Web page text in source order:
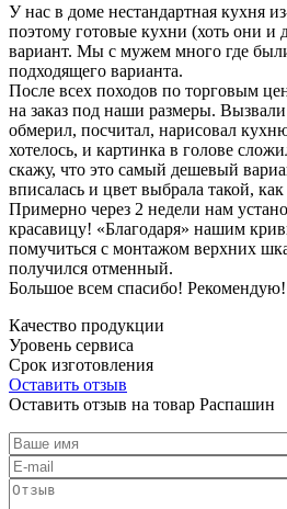
У нас в доме нестандартная кухня
поэтому готовые кухни (хоть они
вариант. Мы с мужем много где
подходящего варианта.
После всех походов по торговым
на заказ под наши размеры.
обмерил, посчитал, нарисовал
хотелось, и картинка в голове
скажу, что это самый дешевый
вписалась и цвет выбрала такой,
Примерно через 2 недели нам
красавицу! «Благодаря» нашим
помучиться с монтажом верхних
получился отменный.
Большое всем спасибо! Рекомендую!
Качество продукции
Уровень сервиса
Срок изготовления
Оставить отзыв
Оставить отзыв на товар Распашин